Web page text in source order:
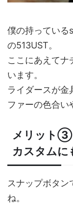
僕の持っている
の513UST。
ここにあえてナ
います。
ライダースが金
ファーの色合い
メリット③
カスタムに
スナップボタ
ね。